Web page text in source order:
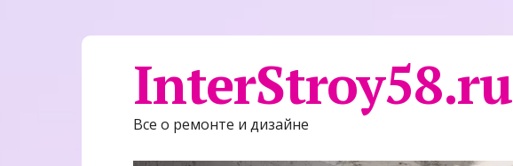
InterStroy58.ru
Все о ремонте и дизайне